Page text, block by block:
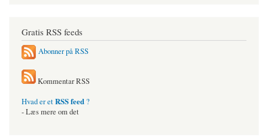
Gratis RSS feeds
Abonner på RSS
Kommentar RSS
Hvad er etRSS feed ?
- Læs mere om det